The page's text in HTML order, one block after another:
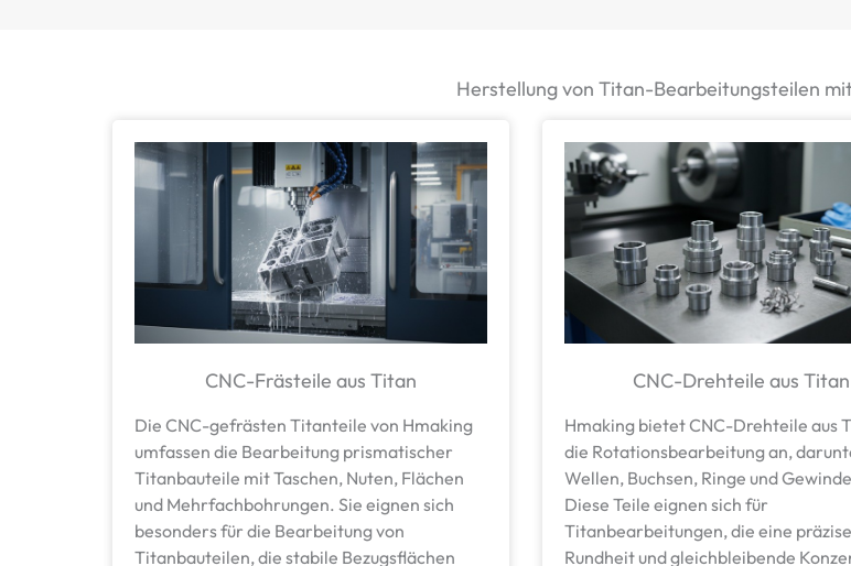
Herstellung von Titan-Bearbeitungsteilen
CNC-Frästeile aus Titan
Die CNC-gefrästen Titanteile von Hmaking
umfassen die Bearbeitung prismatischer
Titanbauteile mit Taschen, Nuten, Flächen
und Mehrfachbohrungen. Sie eignen sich
besonders für die Bearbeitung von
Titanbauteilen, die stabile Bezugsflächen
CNC-Drehteile aus Titan
Hmaking bietet CNC-Drehteile aus
die Rotationsbearbeitung an,
Wellen, Buchsen, Ringe und
Diese Teile eignen sich für
Titanbearbeitungen, die eine präzise
Rundheit und gleichbleibende